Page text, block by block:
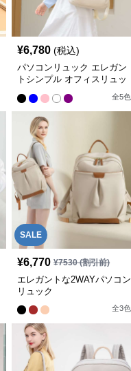
¥6,780 (税込)
パソコンリュック エレガン
トシンプル オフィスリュッ
全5色
SALE
¥6,770 ¥7530(割引前)
エレガントな2WAYパソコン
リュック
全3色